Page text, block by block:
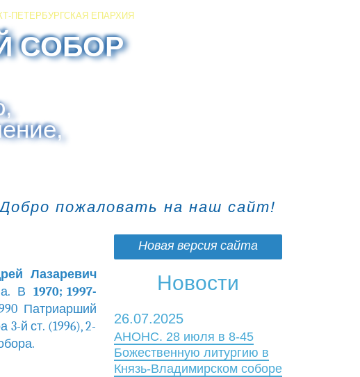
ПЕТЕРБУРГСКАЯ ЕПАРХИЯ
СОБОР
пожаловать на наш сайт!
Лазаревич
В 1970; 1997-
Патриарший
й ст. (1996), 2-
Новая версия сайта
Новости
26.07.2025
АНОНС. 28 июля в 8-45
Божественную литургию в
Князь-Владимирском соборе